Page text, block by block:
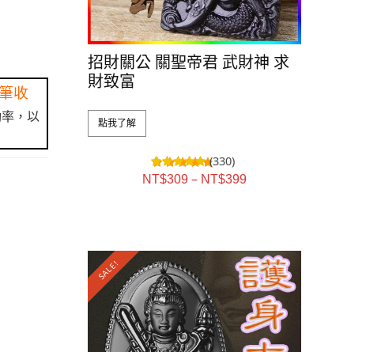
收
，以
招財關公 關聖帝君 武財神 求
財致富
點我了解
(330)
NT$309 – NT$399
SALE!